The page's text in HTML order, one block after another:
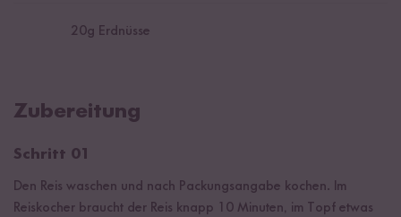
20g Erdnüsse
Zubereitung
Schritt 01
Den Reis waschen und nach Packungsangabe kochen. Im
Reiskocher braucht der Reis knapp 10 Minuten, im Topf etwas